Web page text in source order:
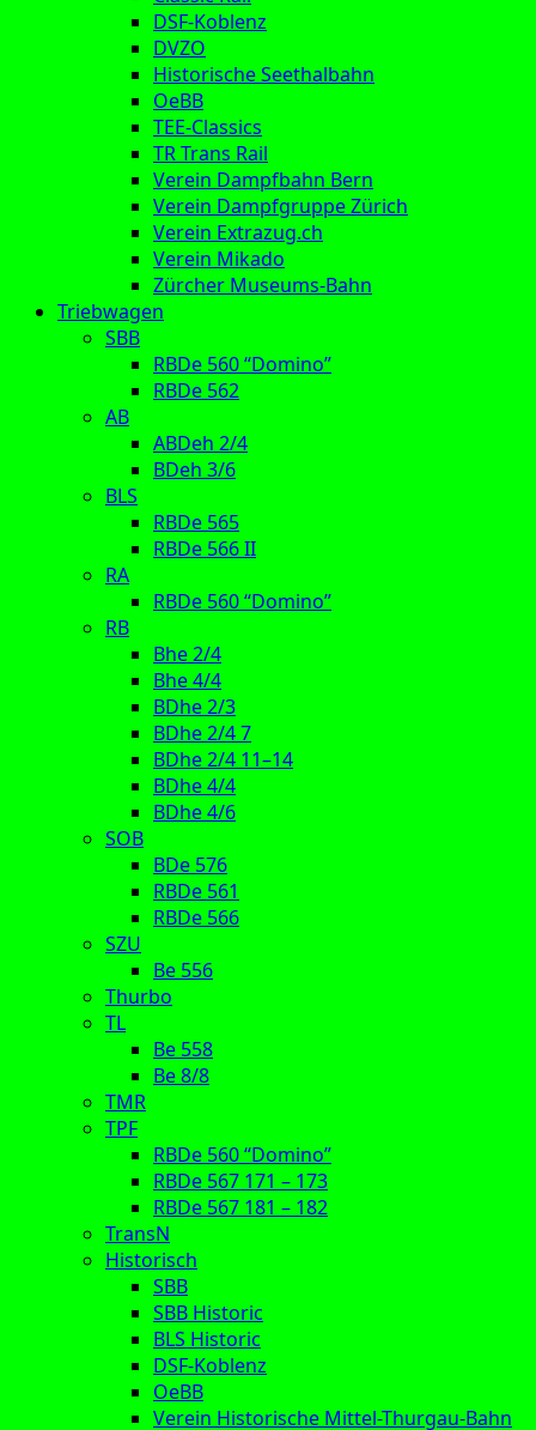
DSF-Koblenz
DVZO
Historische Seethalbahn
OeBB
TEE-Classics
TR Trans Rail
Verein Dampfbahn Bern
Verein Dampfgruppe Zürich
Verein Extrazug.ch
Verein Mikado
Zürcher Museums-Bahn
Triebwagen
SBB
RBDe 560 “Domino”
RBDe 562
AB
ABDeh 2/4
BDeh 3/6
BLS
RBDe 565
RBDe 566 II
RA
RBDe 560 “Domino”
RB
Bhe 2/4
Bhe 4/4
BDhe 2/3
BDhe 2/4 7
BDhe 2/4 11–14
BDhe 4/4
BDhe 4/6
SOB
BDe 576
RBDe 561
RBDe 566
SZU
Be 556
Thurbo
TL
Be 558
Be 8/8
TMR
TPF
RBDe 560 “Domino”
RBDe 567 171 – 173
RBDe 567 181 – 182
TransN
Historisch
SBB
SBB Historic
BLS Historic
DSF-Koblenz
OeBB
Verein Historische Mittel-Thurgau-Bahn